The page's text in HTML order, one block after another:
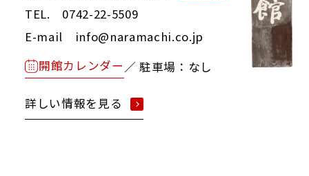
TEL. 0742-22-5509
E-mail info@naramachi.co.jp
開館カレンダー ／ 駐車場：なし
詳しい情報を見る